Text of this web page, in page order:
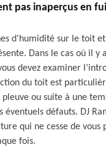
pas inaperçus en
d'humidité sur le toit
Dans le cas où il y
devez examiner
du toit est
pleuve ou suite à une
éventuels défauts. DJ
qui ne cesse de vous
fois.